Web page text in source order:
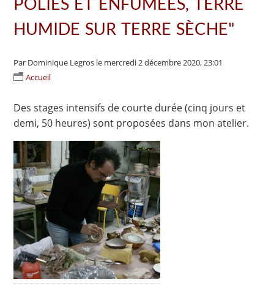
HUMIDE SUR TERRE SÈCHE"
Par Dominique Legros le mercredi 2 décembre 2020, 23:01
Accueil
Des stages intensifs de courte durée (cinq jours et
demi, 50 heures) sont proposées dans mon atelier.